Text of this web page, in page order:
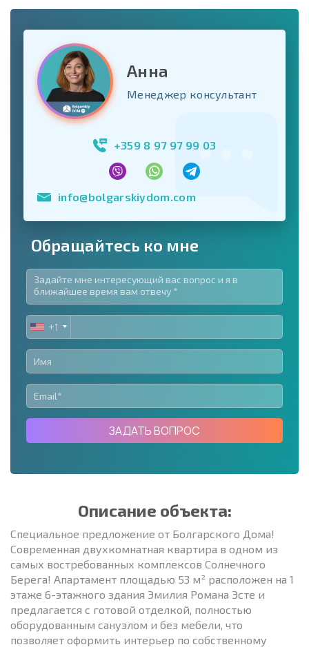
Анна
Менеджер консультант
+359 8 97 97 99 03
info@bolgarskiydom.com
Обращайтесь ко мне
UNITED
STATES
+1
+1
ЗАДАТЬ ВОПРОС
Описание объекта:
Специальное предложение от Болгарского Дома!
Современная двухкомнатная квартира в одном из
самых востребованных комплексов Солнечного
Берега! Апартамент площадью 53 м² расположен на 1
этаже 6-этажного здания Эмилия Романа Эсте и
предлагается с готовой отделкой, полностью
оборудованным санузлом и без мебели, что
позволяет оформить интерьер по собственному